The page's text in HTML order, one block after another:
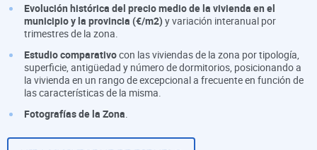
Evolución histórica del precio medio de la vivienda en el
municipio y la provincia (€/m2) y variación interanual por
trimestres de la zona.
Estudio comparativocon las viviendas de la zona por tipología,
superficie, antigüedad y número de dormitorios, posicionando a
la vivienda en un rango de excepcional a frecuente en función de
las características de la misma.
Fotografías de la Zona